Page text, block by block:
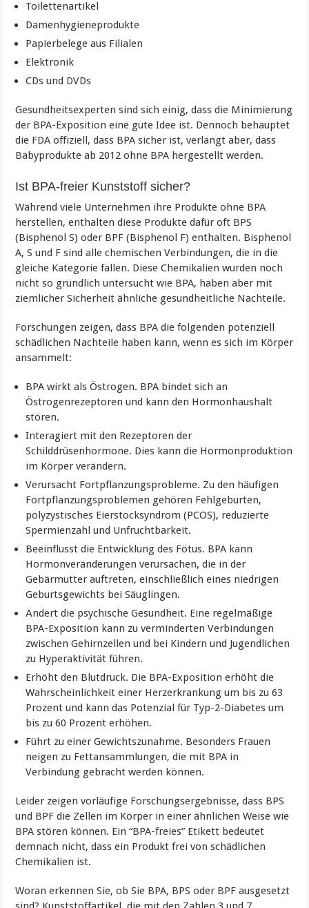
Toilettenartikel
Damenhygieneprodukte
Papierbelege aus Filialen
Elektronik
CDs und DVDs
Gesundheitsexperten sind sich einig, dass die Minimierung
der BPA-Exposition eine gute Idee ist. Dennoch behauptet
die FDA offiziell, dass BPA sicher ist, verlangt aber, dass
Babyprodukte ab 2012 ohne BPA hergestellt werden.
Ist BPA-freier Kunststoff sicher?
Während viele Unternehmen ihre Produkte ohne BPA
herstellen, enthalten diese Produkte dafür oft BPS
(Bisphenol S) oder BPF (Bisphenol F) enthalten. Bisphenol
A, S und F sind alle chemischen Verbindungen, die in die
gleiche Kategorie fallen. Diese Chemikalien wurden noch
nicht so gründlich untersucht wie BPA, haben aber mit
ziemlicher Sicherheit ähnliche gesundheitliche Nachteile.
Forschungen zeigen, dass BPA die folgenden potenziell
schädlichen Nachteile haben kann, wenn es sich im Körper
ansammelt:
BPA wirkt als Östrogen. BPA bindet sich an
Östrogenrezeptoren und kann den Hormonhaushalt
stören.
Interagiert mit den Rezeptoren der
Schilddrüsenhormone. Dies kann die Hormonproduktion
im Körper verändern.
Verursacht Fortpflanzungsprobleme. Zu den häufigen
Fortpflanzungsproblemen gehören Fehlgeburten,
polyzystisches Eierstocksyndrom (PCOS), reduzierte
Spermienzahl und Unfruchtbarkeit.
Beeinflusst die Entwicklung des Fötus. BPA kann
Hormonveränderungen verursachen, die in der
Gebärmutter auftreten, einschließlich eines niedrigen
Geburtsgewichts bei Säuglingen.
Ändert die psychische Gesundheit. Eine regelmäßige
BPA-Exposition kann zu verminderten Verbindungen
zwischen Gehirnzellen und bei Kindern und Jugendlichen
zu Hyperaktivität führen.
Erhöht den Blutdruck. Die BPA-Exposition erhöht die
Wahrscheinlichkeit einer Herzerkrankung um bis zu 63
Prozent und kann das Potenzial für Typ-2-Diabetes um
bis zu 60 Prozent erhöhen.
Führt zu einer Gewichtszunahme. Besonders Frauen
neigen zu Fettansammlungen, die mit BPA in
Verbindung gebracht werden können.
Leider zeigen vorläufige Forschungsergebnisse, dass BPS
und BPF die Zellen im Körper in einer ähnlichen Weise wie
BPA stören können. Ein “BPA-freies” Etikett bedeutet
demnach nicht, dass ein Produkt frei von schädlichen
Chemikalien ist.
Woran erkennen Sie, ob Sie BPA, BPS oder BPF ausgesetzt